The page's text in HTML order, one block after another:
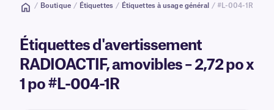
/ Boutique / Étiquettes / Étiquettes à usage général / #L-004-1R
Étiquettes d'avertissement
RADIOACTIF, amovibles – 2,72 po x
1 po #L-004-1R